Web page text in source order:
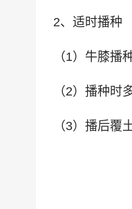
2、适时播种
（1）牛膝播
（2）播种时
（3）播后覆